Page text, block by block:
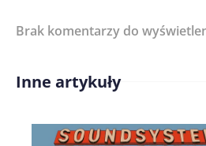
Imię/
Brak komentarzy do
Inne artykuły